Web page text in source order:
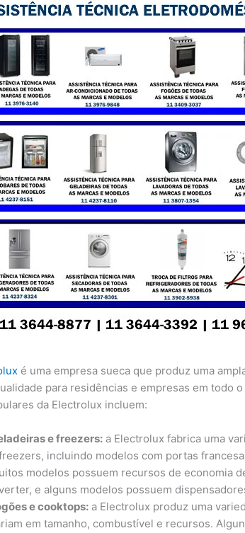
é uma empresa sueca que produz uma
para residências e empresas em todo
da Electrolux incluem:
e freezers: a Electrolux fabrica uma
incluindo modelos com portas
modelos possuem recursos de economia
e alguns modelos possuem
e cooktops: a Electrolux produz uma
em tamanho, combustível e recursos.